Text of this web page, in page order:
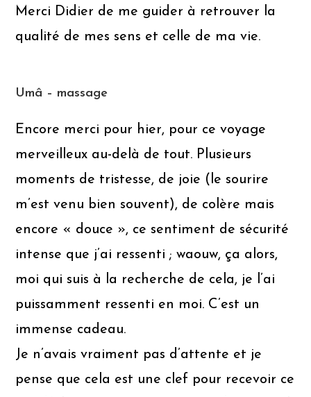
Merci Didier de me guider à retrouver la
qualité de mes sens et celle de ma vie.
Umâ – massage
Encore merci pour hier, pour ce voyage
merveilleux au-delà de tout. Plusieurs
moments de tristesse, de joie (le sourire
m’est venu bien souvent), de colère mais
encore « douce », ce sentiment de sécurité
intense que j’ai ressenti ; waouw, ça alors,
moi qui suis à la recherche de cela, je l’ai
puissamment ressenti en moi. C’est un
immense cadeau.
Je n’avais vraiment pas d’attente et je
pense que cela est une clef pour recevoir ce